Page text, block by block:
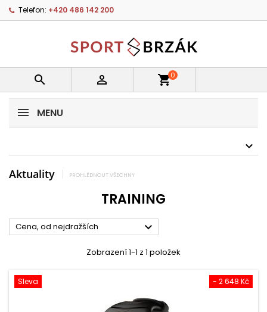
Telefon: +420 486 142 200
  shopping_cart0
MENU
Aktuality PROHLÉDNOUT VŠECHNY
TRAINING
Cena, od nejdražších 
Zobrazení 1-1 z 1 položek
- 2 648 Kč
Sleva